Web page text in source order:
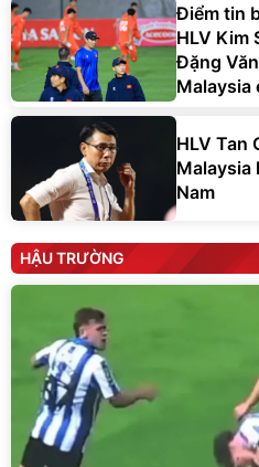
Điểm tin
HLV Kim
Đặng
Malaysia
HLV Tan
Malaysia
Nam
HẬU TRƯỜNG